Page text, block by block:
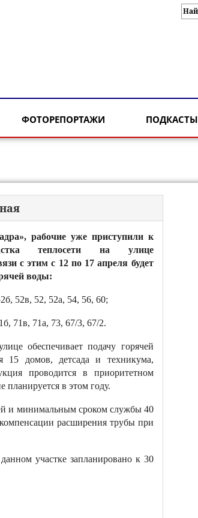
ФОТОРЕПОРТАЖИ ПОДКАСТЫ
рабочие уже приступили к
теплосети на улице
с этим с 12 по 17 апреля будет
воды:
52в, 52, 52а, 54, 56, 60;
71в, 71а, 73, 67/3, 67/2.
обеспечивает подачу горячей
15 домов, детсада и техникума,
проводится в приоритетном
планируется в этом году.
и минимальным сроком службы 40
расширения трубы при
участке запланировано к 30